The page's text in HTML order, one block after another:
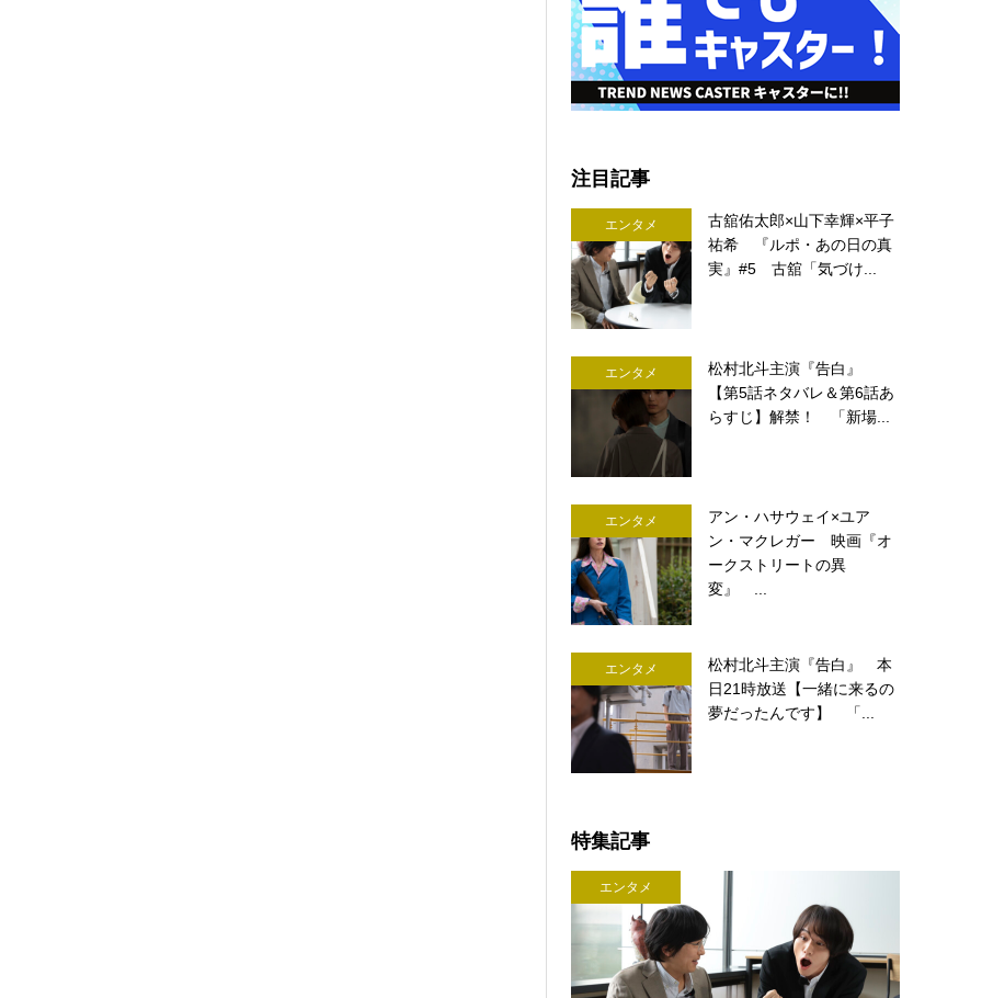
注目記事
エンタメ
古舘佑太郎×山下幸輝×平子
祐希 『ルポ・あの日の真
実』#5 古舘「気づけ...
エンタメ
松村北斗主演『告白』
【第5話ネタバレ＆第6話あ
らすじ】解禁！ 「新場...
エンタメ
アン・ハサウェイ×ユア
ン・マクレガー 映画『オ
ークストリートの異
変』 ...
エンタメ
松村北斗主演『告白』 本
日21時放送【一緒に来るの
夢だったんです】 「...
特集記事
エンタメ